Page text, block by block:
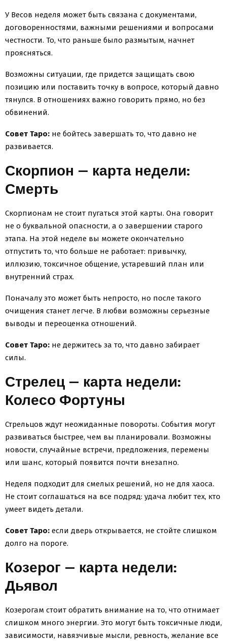
У Весов неделя может быть связана с документами,
договоренностями, важными решениями и вопросами
честности. То, что раньше было размытым, начнет
проясняться.
Возможны ситуации, где придется защищать свою
позицию или поставить точку в вопросе, который давно
тянулся. В отношениях важно говорить прямо, но без
обвинений.
Совет Таро: не бойтесь завершать то, что давно не
развивается.
Скорпион — карта недели:
Смерть
Скорпионам не стоит пугаться этой карты. Она говорит
не о буквальной опасности, а о завершении старого
этапа. На этой неделе вы можете окончательно
отпустить то, что больше не работает: привычку,
иллюзию, токсичное общение, устаревший план или
внутренний страх.
Поначалу это может быть непросто, но после такого
очищения станет легче. В любви возможны серьезные
выводы и переоценка отношений.
Совет Таро: не держитесь за то, что давно забирает
силы.
Стрелец — карта недели:
Колесо Фортуны
Стрельцов ждут неожиданные повороты. События могут
развиваться быстрее, чем вы планировали. Возможны
новости, случайные встречи, предложения, перемены
или шанс, который появится почти внезапно.
Неделя подходит для смелых решений, но не для хаоса.
Не стоит соглашаться на все подряд: удача любит тех, кто
умеет видеть детали.
Совет Таро: если дверь открывается, не стойте слишком
долго на пороге.
Козерог — карта недели:
Дьявол
Козерогам стоит обратить внимание на то, что отнимает
слишком много энергии. Это могут быть токсичные люди,
зависимости, навязчивые мысли, ревность, желание все